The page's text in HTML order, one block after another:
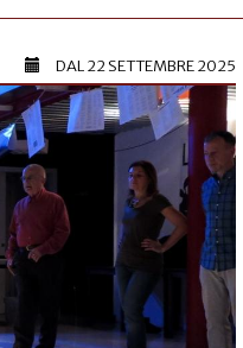
DAL22 SETTEMBRE 2025